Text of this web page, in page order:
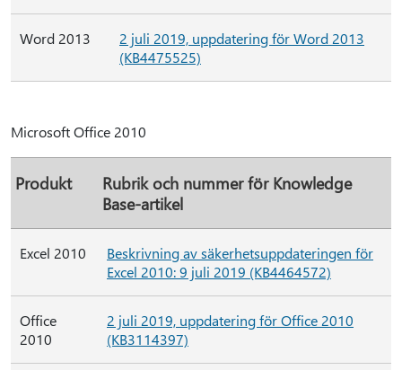
Word 2013
2 juli 2019, uppdatering för Word 2013
(KB4475525)
Microsoft Office 2010
Produkt
Rubrik och nummer för Knowledge
Base-artikel
Excel 2010
Beskrivning av säkerhetsuppdateringen för
Excel 2010: 9 juli 2019 (KB4464572)
Office
2010
2 juli 2019, uppdatering för Office 2010
(KB3114397)